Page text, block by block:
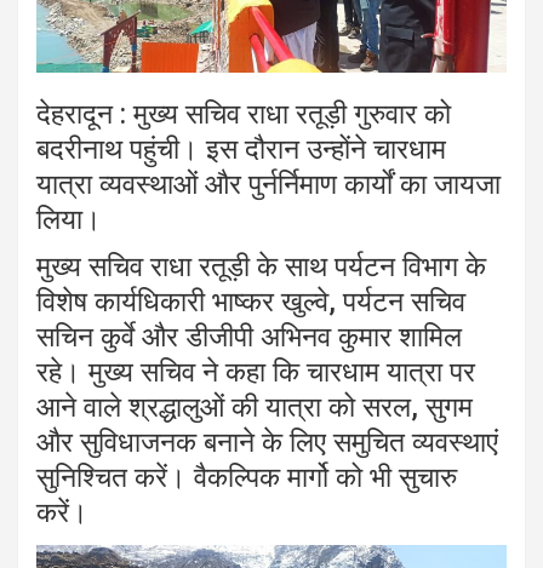
देहरादून : मुख्य सचिव राधा रतूड़ी गुरुवार को
बदरीनाथ पहुंची। इस दौरान उन्होंने चारधाम
यात्रा व्यवस्थाओं और पुर्नर्निमाण कार्यों का जायजा
लिया।
मुख्य सचिव राधा रतूड़ी के साथ पर्यटन विभाग के
विशेष कार्यधिकारी भाष्कर खुल्वे, पर्यटन सचिव
सचिन कुर्वे और डीजीपी अभिनव कुमार शामिल
रहे। मुख्य सचिव ने कहा कि चारधाम यात्रा पर
आने वाले श्रद्धालुओं की यात्रा को सरल, सुगम
और सुविधाजनक बनाने के लिए समुचित व्यवस्थाएं
सुनिश्चित करें। वैकल्पिक मार्गो को भी सुचारु
करें।